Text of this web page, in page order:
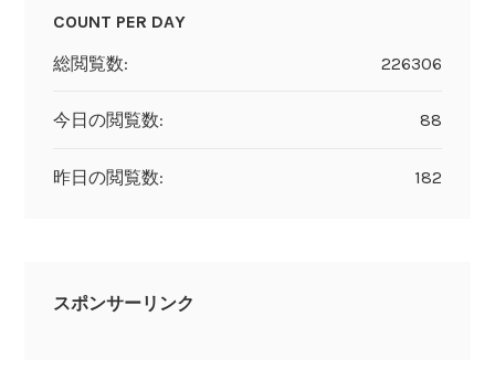
COUNT PER DAY
226306
総閲覧数:
88
今日の閲覧数:
182
昨日の閲覧数:
スポンサーリンク